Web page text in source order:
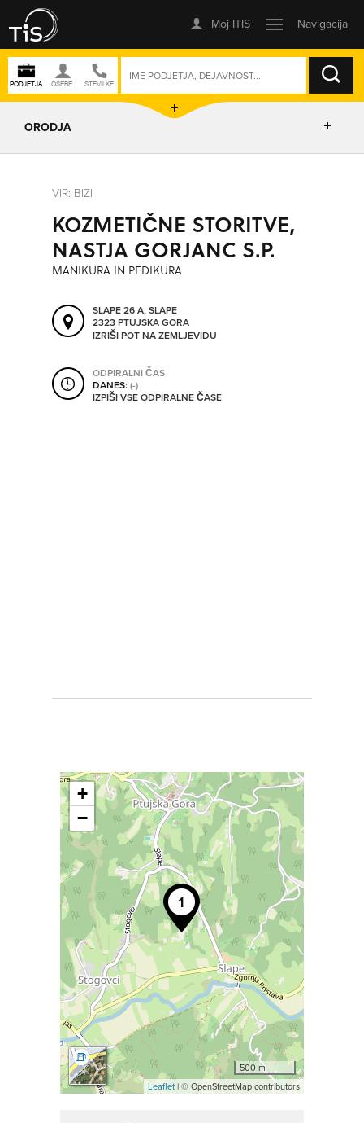
ISKANJE
ORODJA
IZRIŠI POT
POŠLJI SMS
ORODJA
SHRANI V MOJ ITIS
VIR: BIZI
KOZMETIČNE STORITVE,
NASTJA GORJANC S.P.
MANIKURA IN PEDIKURA
SLAPE 26 A, SLAPE
2323 PTUJSKA GORA
IZRIŠI POT NA ZEMLJEVIDU
ODPIRALNI ČAS
DANES:(-)
IZPIŠI VSE ODPIRALNE ČASE
+
−
500 m
Leaflet| © OpenStreetMap contributors